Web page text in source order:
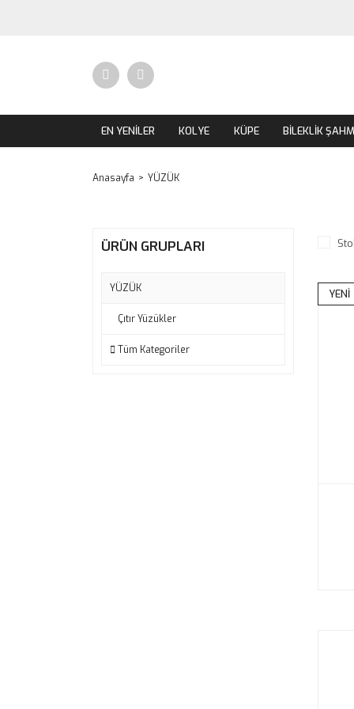
EN YENİLER KOLYE KÜPE BİLEKLİK
Anasayfa YÜZÜK
ÜRÜN GRUPLARI
YÜZÜK
Çıtır Yüzükler
Tüm Kategoriler
YENİ